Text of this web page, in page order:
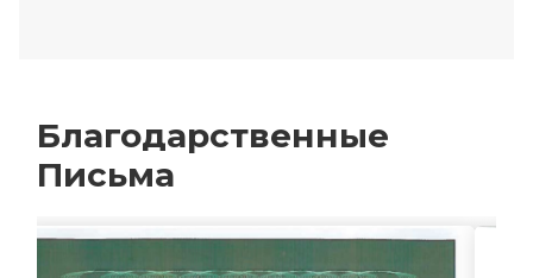
Благодарственные
Письма